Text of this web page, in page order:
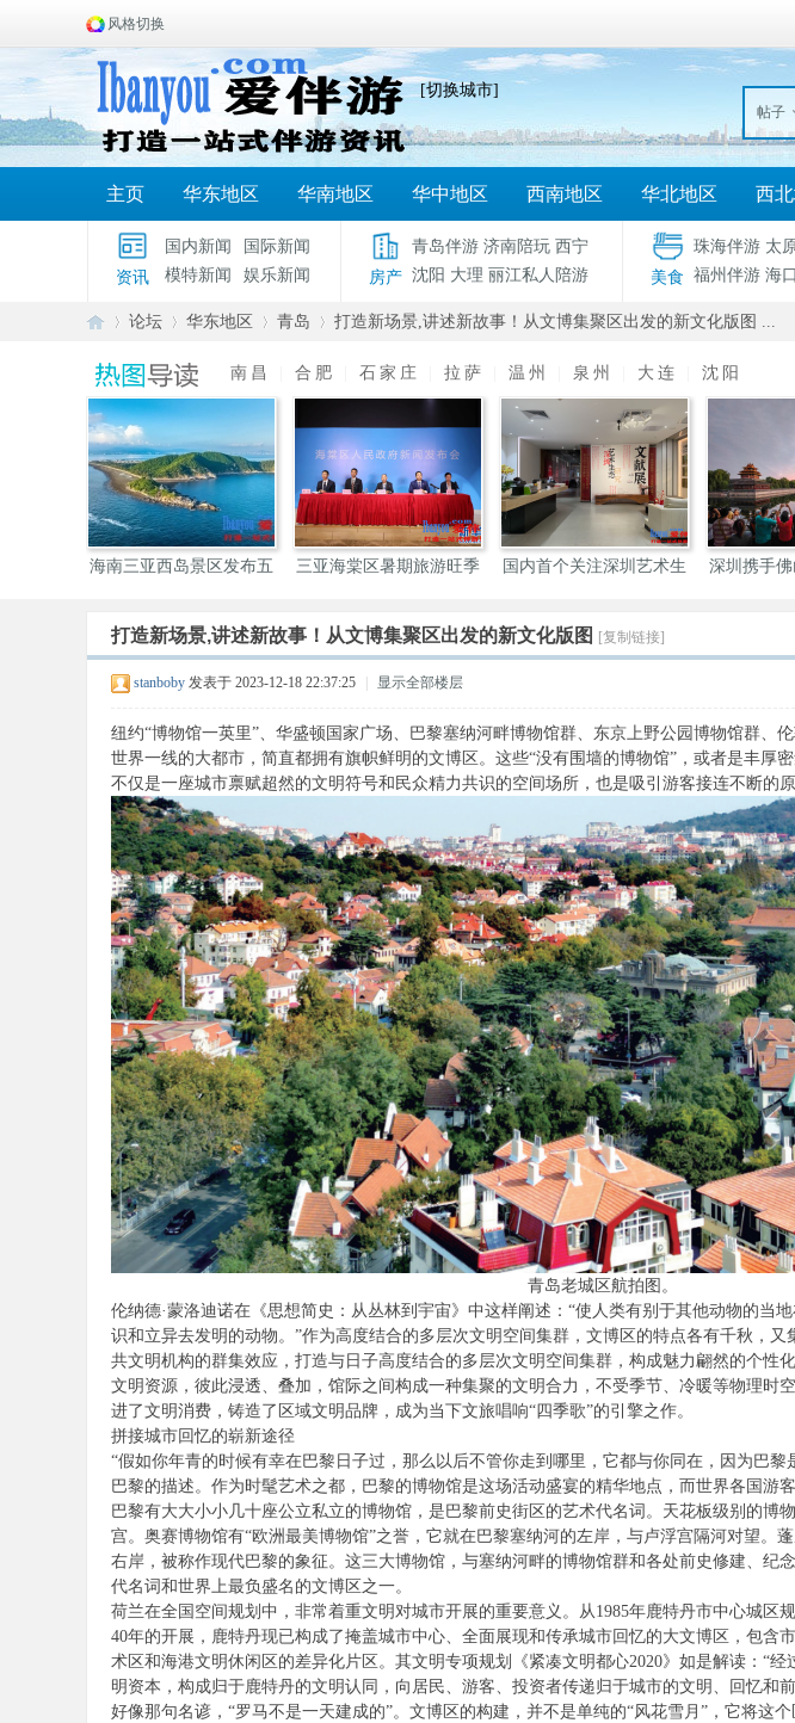
风格切换
[切换城市]
帖子
主页 华东地区 华南地区 华中地区 西南地区 华北地区 西
资讯
国内新闻
国际新闻
模特新闻
娱乐新闻 房产
青岛伴游 济南陪玩 西宁
沈阳 大理 丽江私人陪游 美食
珠海伴游 太
福州伴游 海
爱
伴
»
论坛
›
华东地区
›
青岛
›
打造新场景,讲述新故事！从文博集聚区出发的新文化版图 ...
南昌 合肥 石家庄 拉萨 温州 泉州 大连 沈阳
海南三亚西岛景区发布五
三亚海棠区暑期旅游旺季
国内首个关注深圳艺术生
深圳携手
打造新场景,讲述新故事！从文博集聚区出发的新文化版图 [复制链接]
stanboby 发表于 2023-12-18 22:37:25 显示全部楼层
纽约“博物馆一英里”、华盛顿国家广场、巴黎塞纳河畔博物馆群、东京上野公园博物馆群
世界一线的大都市，简直都拥有旗帜鲜明的文博区。这些“没有围墙的博物馆”，或者是丰厚
不仅是一座城市禀赋超然的文明符号和民众精力共识的空间场所，也是吸引游客接连不断的原
青岛老城区航拍图。
伦纳德·蒙洛迪诺在《思想简史：从丛林到宇宙》中这样阐述：“使人类有别于其他动物的当
识和立异去发明的动物。”作为高度结合的多层次文明空间集群，文博区的特点各有千秋，
共文明机构的群集效应，打造与日子高度结合的多层次文明空间集群，构成魅力翩然的个性
文明资源，彼此浸透、叠加，馆际之间构成一种集聚的文明合力，不受季节、冷暖等物理时
进了文明消费，铸造了区域文明品牌，成为当下文旅唱响“四季歌”的引擎之作。
拼接城市回忆的崭新途径
“假如你年青的时候有幸在巴黎日子过，那么以后不管你走到哪里，它都与你同在，因为巴黎
巴黎的描述。作为时髦艺术之都，巴黎的博物馆是这场活动盛宴的精华地点，而世界各国游
巴黎有大大小小几十座公立私立的博物馆，是巴黎前史街区的艺术代名词。天花板级别的博
宫。奥赛博物馆有“欧洲最美博物馆”之誉，它就在巴黎塞纳河的左岸，与卢浮宫隔河对望。
右岸，被称作现代巴黎的象征。这三大博物馆，与塞纳河畔的博物馆群和各处前史修建、纪
代名词和世界上最负盛名的文博区之一。
荷兰在全国空间规划中，非常着重文明对城市开展的重要意义。从1985年鹿特丹市中心城区
40年的开展，鹿特丹现已构成了掩盖城市中心、全面展现和传承城市回忆的大文博区，包含
术区和海港文明休闲区的差异化片区。其文明专项规划《紧凑文明都心2020》如是解读：“
明资本，构成归于鹿特丹的文明认同，向居民、游客、投资者传递归于城市的文明、回忆和
好像那句名谚，“罗马不是一天建成的”。文博区的构建，并不是单纯的“风花雪月”，它将这